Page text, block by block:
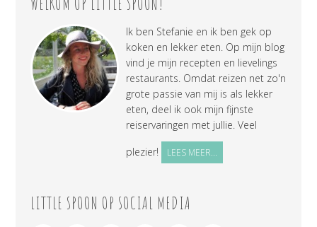
Ik ben Stefanie en ik ben gek op
koken en lekker eten. Op mijn blog
vind je mijn recepten en lievelings
restaurants. Omdat reizen net zo'n
grote passie van mij is als lekker
eten, deel ik ook mijn fijnste
reiservaringen met jullie. Veel
plezier!
LEES MEER...
LITTLE SPOON OP SOCIAL MEDIA